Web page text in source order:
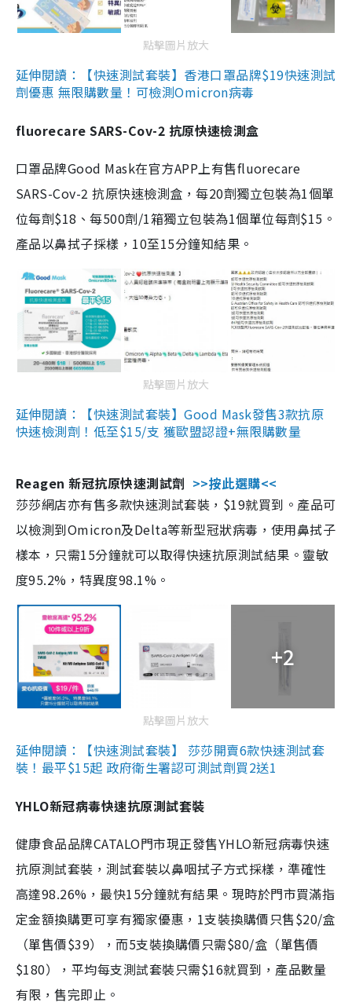
點擊圖片放大
延伸閱讀：【快速測試套裝】香港口罩品牌$19快速測試
劑優惠 無限購數量！可檢測Omicron病毒
fluorecare SARS-Cov-2 抗原快速檢測盒
口罩品牌Good Mask在官方APP上有售fluorecare
SARS-Cov-2 抗原快速檢測盒，每20劑獨立包裝為1個單
位每劑$18、每500劑/1箱獨立包裝為1個單位每劑$15。
產品以鼻拭子採樣，10至15分鐘知結果。
點擊圖片放大
延伸閱讀：【快速測試套裝】Good Mask發售3款抗原
快速檢測劑！低至$15/支 獲歐盟認證+無限購數量
Reagen 新冠抗原快速測試劑 >>按此選購<<
莎莎網店亦有售多款快速測試套裝，$19就買到。產品可
以檢測到Omicron及Delta等新型冠狀病毒，使用鼻拭子
樣本，只需15分鐘就可以取得快速抗原測試結果。靈敏
度95.2%，特異度98.1%。
+2
點擊圖片放大
延伸閱讀：【快速測試套裝】 莎莎開賣6款快速測試套
裝！最平$15起 政府衛生署認可測試劑買2送1
YHLO新冠病毒快速抗原測試套裝
健康食品品牌CATALO門市現正發售YHLO新冠病毒快速
抗原測試套裝，測試套裝以鼻咽拭子方式採樣，準確性
高達98.26%，最快15分鐘就有結果。現時於門市買滿指
定金額換購更可享有獨家優惠，1支裝換購價只售$20/盒
（單售價$39），而5支裝換購價只需$80/盒（單售價
$180），平均每支測試套裝只需$16就買到，產品數量
有限，售完即止。